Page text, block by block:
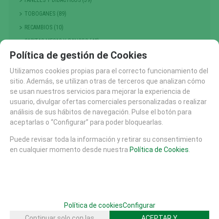
TOBOGANES (89)
RECAMBIOS (10)
CASITAS MESAS Y BANCOS (48)
COLUMPIOS (56)
PRIMERA INFANCIA (214)
NIÑOS PEQUEÑOS
ESCALADA , TREPA Y EQUILIBRIO (301)
GRANDES JUEGOS (14)
MUELLES Y BALANCINES (68)
TIOVIVOS , CARRUSELES Y DINAMICOS (25)
PASARELAS (7)
TRAMPOLINES CAMAS ELASTICAS (17)
Política de gestión de Cookies
Utilizamos cookies propias para el correcto funcionamiento del
sitio. Además, se utilizan otras de terceros que analizan cómo
se usan nuestros servicios para mejorar la experiencia de
usuario, divulgar ofertas comerciales personalizadas o realizar
análisis de sus hábitos de navegación. Pulse el botón para
aceptarlas o “Configurar” para poder bloquearlas.
Puede revisar toda la información y retirar su consentimiento
en cualquier momento desde nuestra Política de Cookies
Política de cookiesConfigurar